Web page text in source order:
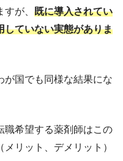
が、 既に導入されてい
していない実態がありま
が国でも同様な結果にな
職希望する薬剤師はこの
リット、デメリット）